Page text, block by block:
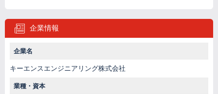
企業情報
企業名
キーエンスエンジニアリング株式会社
業種・資本